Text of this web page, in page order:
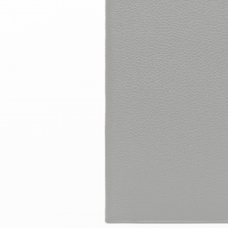
Bomber cuir
Blouson aviateur cuir
Gilets cuir & fourrure
Bomber cuir & blouson
Teddy
Accessoires
Haute
Bottes cuir femme
Bottines femme cuir
Mayura Gipsy
24h Le Mans Cockpit USA